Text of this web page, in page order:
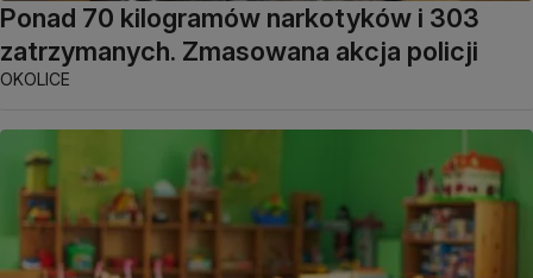
Ponad 70 kilogramów narkotyków i 303
zatrzymanych. Zmasowana akcja policji
OKOLICE